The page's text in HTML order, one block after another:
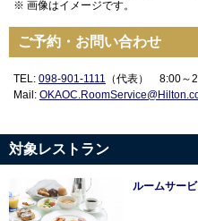
※ 画像はイメージです。
ご予約・お問い合わせ
TEL: 098-901-1111
（代表） 8:00～
Mail:
対象レストラン
ルームサー